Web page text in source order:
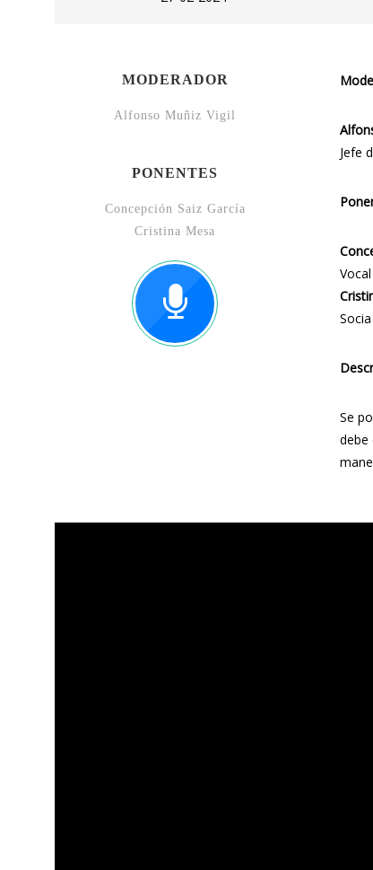
MODERADOR
Alfonso Muñiz Vigil
PONENTES
Concepción Saiz García
Cristina Mesa
Jefe
Se
debe